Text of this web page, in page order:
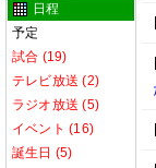
日程
予定
試合 (19)
テレビ放送 (2)
ラジオ放送 (5)
イベント (16)
誕生日 (5)